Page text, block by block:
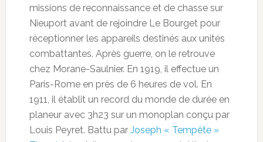
missions de reconnaissance et de chasse sur
Nieuport avant de rejoindre Le Bourget pour
réceptionner les appareils destinés aux unités
combattantes. Après guerre, on le retrouve
chez Morane-Saulnier. En 1919, il effectue un
Paris-Rome en près de 6 heures de vol. En
1911, il établit un record du monde de durée en
planeur avec 3h23 sur un monoplan conçu par
Louis Peyret. Battu par Joseph « Tempête »